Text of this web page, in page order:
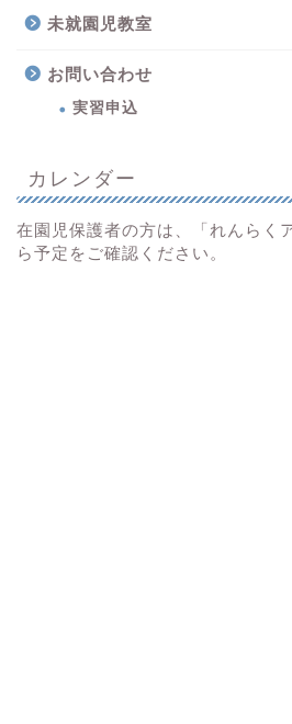
未就園児教室
お問い合わせ
実習申込
カレンダー
在園児保護者の方は、「れんらく
ら予定をご確認ください。